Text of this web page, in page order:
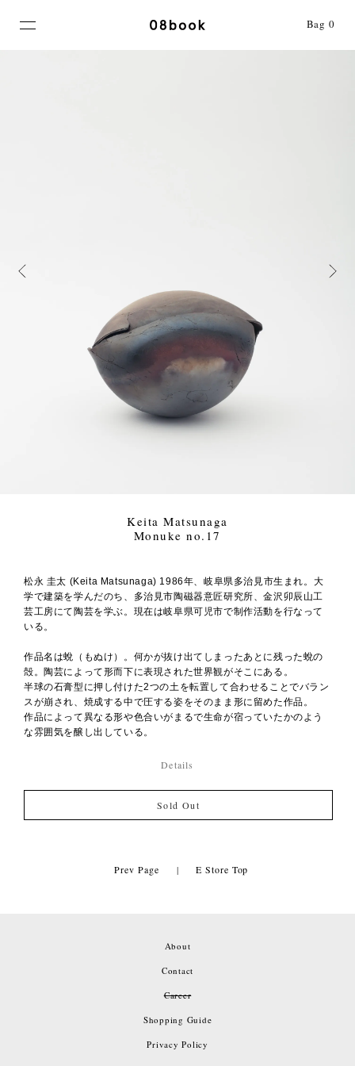
Bag0
Keita Matsunaga
Monuke no.17
松永 圭太 (Keita Matsunaga) 1986年、岐阜県多治見市生まれ。大
学で建築を学んだのち、多治見市陶磁器意匠研究所、金沢卯辰山工
芸工房にて陶芸を学ぶ。現在は岐阜県可児市で制作活動を行なって
いる。
作品名は蛻（もぬけ）。何かが抜け出てしまったあとに残った蛻の
殻。陶芸によって形而下に表現された世界観がそこにある。
半球の石膏型に押し付けた2つの土を転置して合わせることでバラン
スが崩され、焼成する中で圧する姿をそのまま形に留めた作品。
作品によって異なる形や色合いがまるで生命が宿っていたかのよう
な雰囲気を醸し出している。
Details
Sold Out
Prev Page | E Store Top
About
Contact
Career
Shopping Guide
Privacy Policy